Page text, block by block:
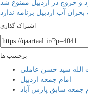
راهبری
نوشته
و خروج در اردبیل ممنوع شد
آب اردبیل برنامه‌ ندارد
اشتراک گذاری
برچسب ها
الله سید حسن عاملی
امام جمعه اردبیل
جمعه سابق پارس آباد